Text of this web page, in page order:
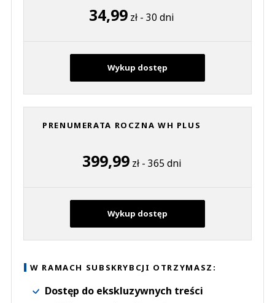
34,99 zł - 30 dni
Wykup dostęp
PRENUMERATA ROCZNA WH PLUS
399,99zł - 365 dni
Wykup dostęp
W RAMACH SUBSKRYBCJI OTRZYMASZ:
Dostęp do ekskluzywnych treści